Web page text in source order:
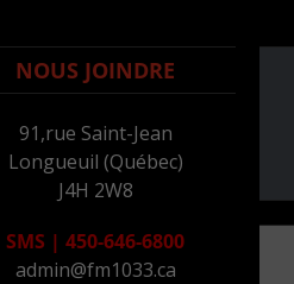
NOUS JOINDRE
91,rue Saint-Jean
Longueuil (Québec)
J4H 2W8
SMS | 450-646-6800
admin@fm1033.ca